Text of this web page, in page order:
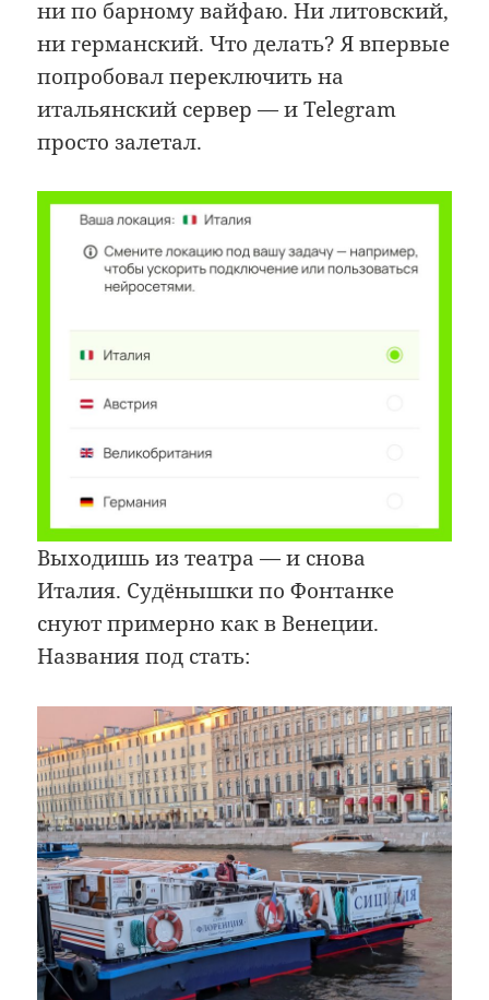
ни по барному вайфаю. Ни литовский,
ни германский. Что делать? Я впервые
попробовал переключить на
итальянский сервер — и Telegram
просто залетал.
Выходишь из театра — и снова
Италия. Судёнышки по Фонтанке
снуют примерно как в Венеции.
Названия под стать: